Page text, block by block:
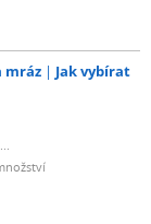
mráz
Jak vybírat